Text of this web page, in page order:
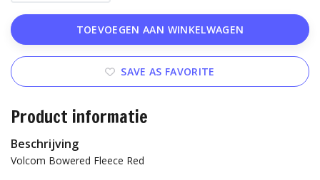
TOEVOEGEN AAN WINKELWAGEN
SAVE AS FAVORITE
Product informatie
Beschrijving
Volcom Bowered Fleece Red